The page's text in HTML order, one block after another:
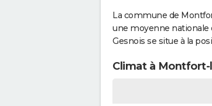
La commune de
une moyenne
Gesnois se situe à la
Climat à Montfort-